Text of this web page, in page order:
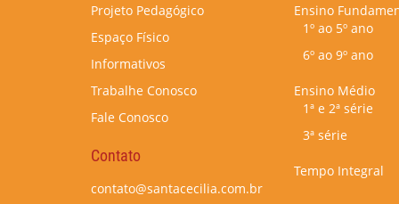
Projeto Pedagógico
Espaço Físico
Informativos
Trabalhe Conosco
Fale Conosco
Contato
contato@santacecilia.com.br
Ensino
1º ao 5º ano
6º ao 9º ano
Ensino Médio
1ª e 2ª série
3ª série
Tempo Integral